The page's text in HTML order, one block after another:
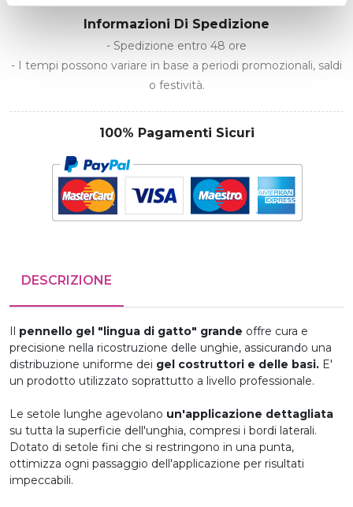
Informazioni Di Spedizione
- Spedizione entro 48 ore
- I tempi possono variare in base a periodi promozionali, saldi
o festività.
100% Pagamenti Sicuri
DESCRIZIONE
Il pennello gel "lingua di gatto" grande offre cura e
precisione nella ricostruzione delle unghie, assicurando una
distribuzione uniforme dei gel costruttori e delle basi. E'
un prodotto utilizzato soprattutto a livello professionale.
Le setole lunghe agevolano un'applicazione dettagliata
su tutta la superficie dell'unghia, compresi i bordi laterali.
Dotato di setole fini che si restringono in una punta,
ottimizza ogni passaggio dell'applicazione per risultati
impeccabili.